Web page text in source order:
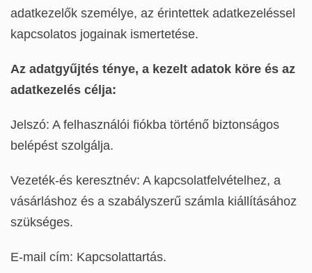
adatkezelők személye, az érintettek adatkezeléssel
kapcsolatos jogainak ismertetése.
Az adatgyűjtés ténye, a kezelt adatok köre és az
adatkezelés célja:
Jelszó: A felhasználói fiókba történő biztonságos
belépést szolgálja.
Vezeték-és keresztnév: A kapcsolatfelvételhez, a
vásárláshoz és a szabályszerű számla kiállításához
szükséges.
E-mail cím: Kapcsolattartás.